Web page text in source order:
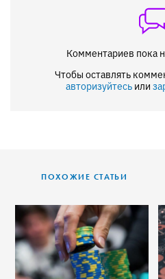
Комментариев пока
Чтобы оставлять
авторизуйтесьили
ПОХОЖИЕ СТАТЬИ